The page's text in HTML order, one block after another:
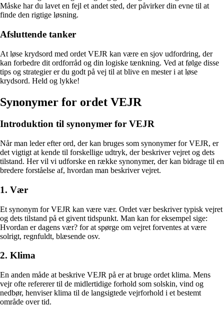
Måske har du lavet en fejl et andet sted, der påvirker din evne til at
finde den rigtige løsning.
Afsluttende tanker
At løse krydsord med ordet VEJR kan være en sjov udfordring, der
kan forbedre dit ordforråd og din logiske tænkning. Ved at følge disse
tips og strategier er du godt på vej til at blive en mester i at løse
krydsord. Held og lykke!
Synonymer for ordet VEJR
Introduktion til synonymer for VEJR
Når man leder efter ord, der kan bruges som synonymer for VEJR, er
det vigtigt at kende til forskellige udtryk, der beskriver vejret og dets
tilstand. Her vil vi udforske en række synonymer, der kan bidrage til en
bredere forståelse af, hvordan man beskriver vejret.
1. Vær
Et synonym for VEJR kan være vær. Ordet vær beskriver typisk vejret
og dets tilstand på et givent tidspunkt. Man kan for eksempel sige:
Hvordan er dagens vær? for at spørge om vejret forventes at være
solrigt, regnfuldt, blæsende osv.
2. Klima
En anden måde at beskrive VEJR på er at bruge ordet klima. Mens
vejr ofte refererer til de midlertidige forhold som solskin, vind og
nedbør, henviser klima til de langsigtede vejrforhold i et bestemt
område over tid.